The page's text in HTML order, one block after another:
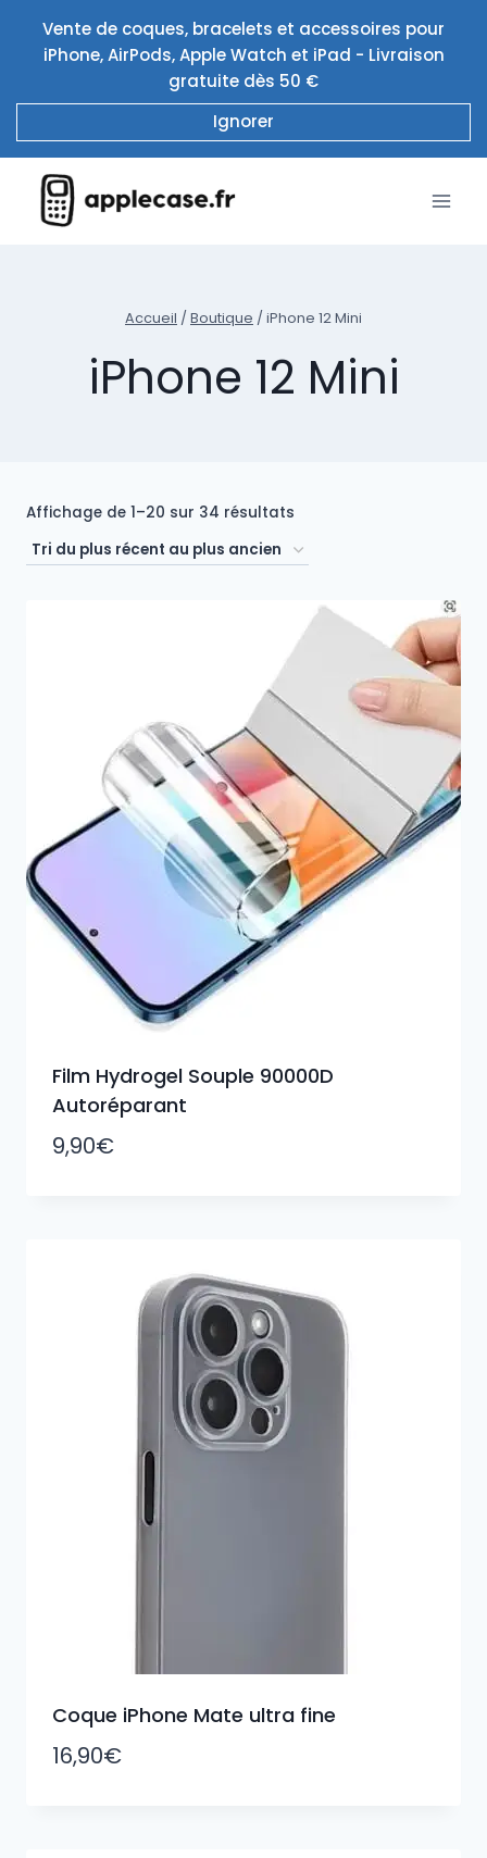
contenu
Vente de coques, bracelets et accessoires pour
iPhone, AirPods, Apple Watch et iPad - Livraison
gratuite dès 50 €
Ignorer
Accueil / Boutique / iPhone 12 Mini
iPhone 12 Mini
Affichage de 1–20 sur 34 résultats
du
récent
au
ancien
Film Hydrogel Souple 90000D
Autoréparant
9,90€
Coque iPhone Mate ultra fine
16,90€